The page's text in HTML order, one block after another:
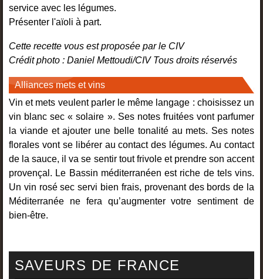
service avec les légumes.
Présenter l'aïoli à part.
Cette recette vous est proposée par le CIV
Crédit photo : Daniel Mettoudi/CIV Tous droits réservés
Alliances mets et vins
Vin et mets veulent parler le même langage : choisissez un
vin blanc sec « solaire ». Ses notes fruitées vont parfumer
la viande et ajouter une belle tonalité au mets. Ses notes
florales vont se libérer au contact des légumes. Au contact
de la sauce, il va se sentir tout frivole et prendre son accent
provençal. Le Bassin méditerranéen est riche de tels vins.
Un vin rosé sec servi bien frais, provenant des bords de la
Méditerranée ne fera qu’augmenter votre sentiment de
bien-être.
SAVEURS DE FRANCE